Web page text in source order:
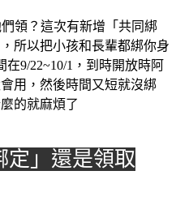
領？這次有新增「共同綁
所以把小孩和長輩都綁你身
9/22~10/1，到時開放時阿
用，然後時間又短就沒綁
的就麻煩了
定」還是領取